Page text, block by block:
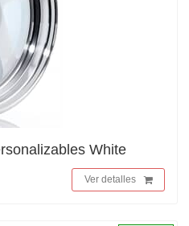
White
Ver detalles